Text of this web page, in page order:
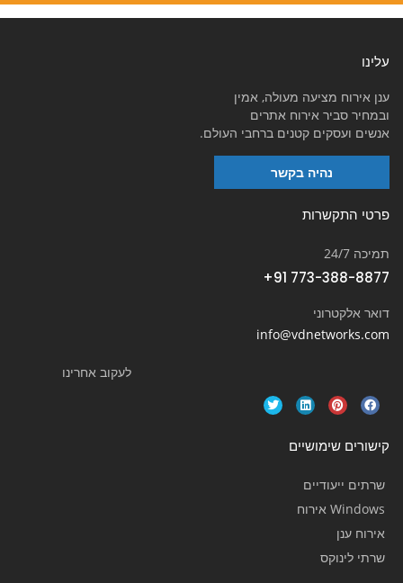
עלינו
ענן אירוח מציעה מעולה, אמין
ובמחיר סביר אירוח אתרים
אנשים ועסקים קטנים ברחבי העולם.
נהיה בקשר
פרטי התקשרות
תמיכה 24/7
+91 773-388-8877
דואר אלקטרוני
info@vdnetworks.com
לעקוב אחרינו
קישורים שימושיים
שרתים ייעודיים
Windows אירוח
אירוח ענן
שרתי לינוקס